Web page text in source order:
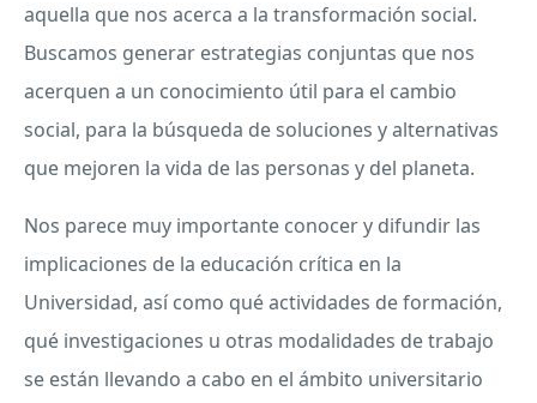
aquella que nos acerca a la transformación social.
Buscamos generar estrategias conjuntas que nos
acerquen a un conocimiento útil para el cambio
social, para la búsqueda de soluciones y alternativas
que mejoren la vida de las personas y del planeta.
Nos parece muy importante conocer y difundir las
implicaciones de la educación crítica en la
Universidad, así como qué actividades de formación,
qué investigaciones u otras modalidades de trabajo
se están llevando a cabo en el ámbito universitario